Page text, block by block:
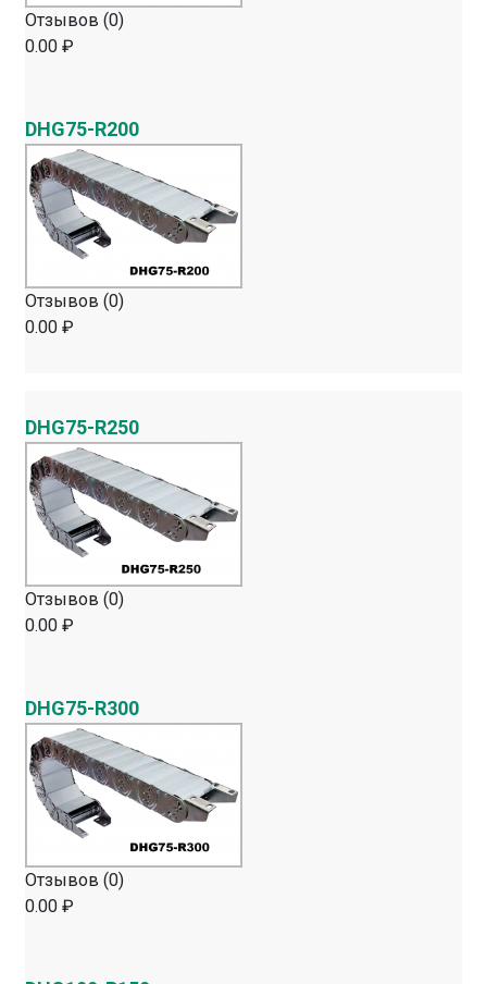
Отзывов (0)
0.00 ₽
DHG75-R200
Отзывов (0)
0.00 ₽
DHG75-R250
Отзывов (0)
0.00 ₽
DHG75-R300
Отзывов (0)
0.00 ₽